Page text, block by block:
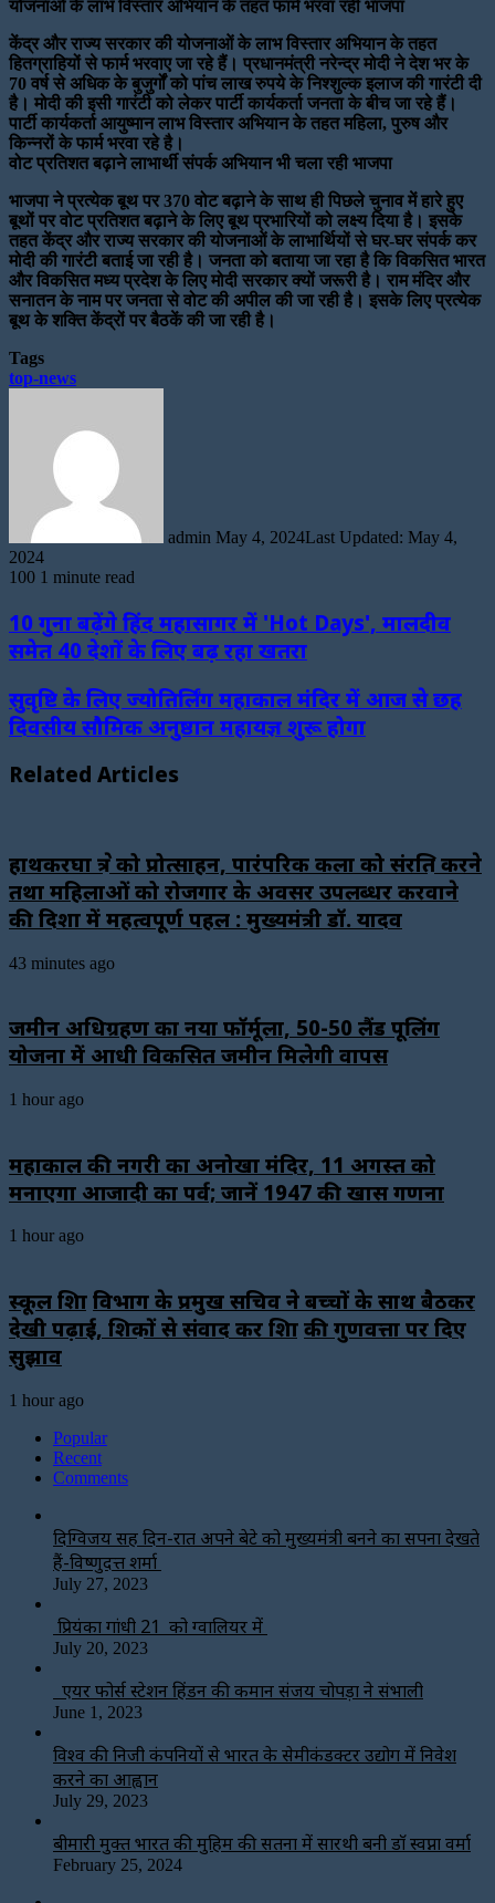
योजनाओं के लाभ विस्तार अभियान के तहत फार्म भरवा रही भाजपा
केंद्र और राज्य सरकार की योजनाओं के लाभ विस्तार अभियान के तहत
हितग्राहियों से फार्म भरवाए जा रहे हैं। प्रधानमंत्री नरेन्द्र मोदी ने देश भर के
70 वर्ष से अधिक के बुजुर्गों को पांच लाख रुपये के निश्शुल्क इलाज की गारंटी दी
है। मोदी की इसी गारंटी को लेकर पार्टी कार्यकर्ता जनता के बीच जा रहे हैं।
पार्टी कार्यकर्ता आयुष्मान लाभ विस्तार अभियान के तहत महिला, पुरुष और
किन्नरों के फार्म भरवा रहे है।
वोट प्रतिशत बढ़ाने लाभार्थी संपर्क अभियान भी चला रही भाजपा
भाजपा ने प्रत्येक बूथ पर 370 वोट बढ़ाने के साथ ही पिछले चुनाव में हारे हुए
बूथों पर वोट प्रतिशत बढ़ाने के लिए बूथ प्रभारियों को लक्ष्य दिया है। इसके
तहत केंद्र और राज्य सरकार की योजनाओं के लाभार्थियों से घर-घर संपर्क कर
मोदी की गारंटी बताई जा रही है। जनता को बताया जा रहा है कि विकसित भारत
और विकसित मध्य प्रदेश के लिए मोदी सरकार क्यों जरूरी है। राम मंदिर और
सनातन के नाम पर जनता से वोट की अपील की जा रही है। इसके लिए प्रत्येक
बूथ के शक्ति केंद्रों पर बैठकें की जा रही है।
Tags
top-news
admin May 4, 2024Last Updated: May 4,
2024
100 1 minute read
10 गुना बढ़ेंगे हिंद महासागर में 'Hot Days', मालदीव
समेत 40 देशों के लिए बढ़ रहा खतरा
सुवृष्टि के लिए ज्योतिर्लिंग महाकाल मंदिर में आज से छह
दिवसीय सौमिक अनुष्ठान महायज्ञ शुरू होगा
Related Articles
हाथकरघा क्षेत्र को प्रोत्साहन, पारंपरिक कला को संरक्षित करने
तथा महिलाओं को रोजगार के अवसर उपलब्धर करवाने
की दिशा में महत्वपूर्ण पहल : मुख्यमंत्री डॉ. यादव
43 minutes ago
जमीन अधिग्रहण का नया फॉर्मूला, 50-50 लैंड पूलिंग
योजना में आधी विकसित जमीन मिलेगी वापस
1 hour ago
महाकाल की नगरी का अनोखा मंदिर, 11 अगस्त को
मनाएगा आजादी का पर्व; जानें 1947 की खास गणना
1 hour ago
स्कूल शिक्षा विभाग के प्रमुख सचिव ने बच्चों के साथ बैठकर
देखी पढ़ाई, शिक्षकों से संवाद कर शिक्षा की गुणवत्ता पर दिए
सुझाव
1 hour ago
Popular
Recent
Comments
दिग्विजय सिंह दिन-रात अपने बेटे को मुख्यमंत्री बनने का सपना देखते
हैं-विष्णुदत्त शर्मा
July 27, 2023
प्रियंका गांधी 21 को ग्वालियर में
July 20, 2023
एयर फोर्स स्टेशन हिंडन की कमान संजय चोपड़ा ने संभाली
June 1, 2023
विश्‍व की निजी कंपनियों से भारत के सेमीकंडक्टर उद्योग में निवेश
करने का आह्वान
July 29, 2023
बीमारी मुक्त भारत की मुहिम की सतना में सारथी बनी डाॅ स्वप्ना वर्मा
February 25, 2024